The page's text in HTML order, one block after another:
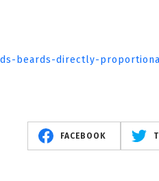
beards-directly-
FACEBOOK